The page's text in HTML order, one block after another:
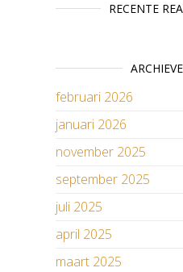
RECENTE
februari 2026
januari 2026
november 2025
september 2025
juli 2025
april 2025
maart 2025